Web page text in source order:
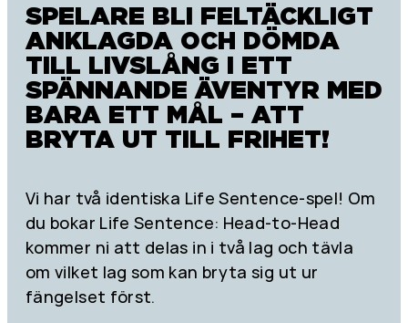
SPELARE BLI FELTÄCKLIGT
ANKLAGDA OCH DÖMDA
TILL LIVSLÅNG I ETT
SPÄNNANDE ÄVENTYR MED
BARA ETT MÅL – ATT
BRYTA UT TILL FRIHET!
Vi har två identiska Life Sentence-spel! Om
du bokar Life Sentence: Head-to-Head
kommer ni att delas in i två lag och tävla
om vilket lag som kan bryta sig ut ur
fängelset först.